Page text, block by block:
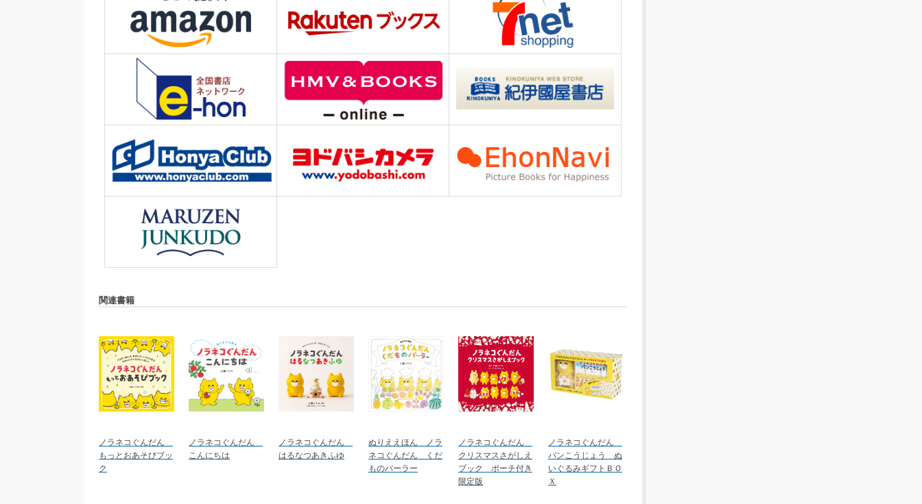
関連書籍
ノラネコぐんだん
もっとおあそびブッ
ク
ノラネコぐんだん
こんにちは
ノラネコぐんだん
はるなつあきふゆ
ぬりええほん ノラ
ネコぐんだん くだ
ものパーラー
ノラネコぐんだん
クリスマスさがしえ
ブック ポーチ付き
限定版
ノラネコぐんだん
パンこうじょう ぬ
いぐるみギフトＢＯ
Ｘ